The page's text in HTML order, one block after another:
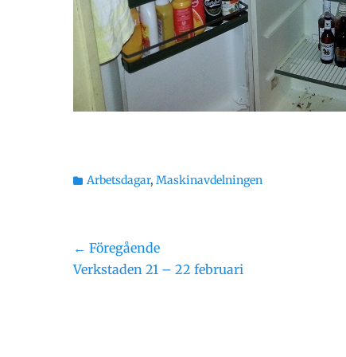
Kategorier
Arbetsdagar, Maskinavdelningen
Inläggsnavigering
← Föregående
Föregående
Verkstaden 21 – 22 februari